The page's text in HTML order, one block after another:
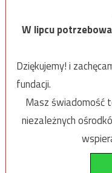
W lipcu
Dziękujemy! i
fundacji.
Masz świadomość
niezależnych